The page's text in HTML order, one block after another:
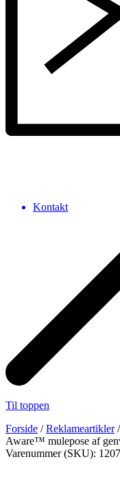
Kontakt
Til toppen
Forside /Reklameartikler/
Aware™ mulepose af
Varenummer (SKU):